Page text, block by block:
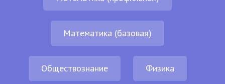
Математика (базовая)
Обществознание Физика